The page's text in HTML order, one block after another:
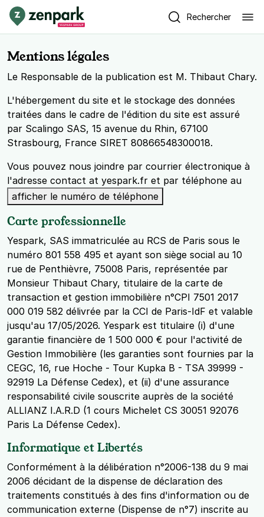
Rechercher
Mentions légales
Le Responsable de la publication est M. Thibaut Chary.
L'hébergement du site et le stockage des données
traitées dans le cadre de l'édition du site est assuré
par Scalingo SAS, 15 avenue du Rhin, 67100
Strasbourg, France SIRET 80866548300018.
Vous pouvez nous joindre par courrier électronique à
l'adresse contact at yespark.fr et par téléphone au
afficher le numéro de téléphone
Carte professionnelle
Yespark, SAS immatriculée au RCS de Paris sous le
numéro 801 558 495 et ayant son siège social au 10
rue de Penthièvre, 75008 Paris, représentée par
Monsieur Thibaut Chary, titulaire de la carte de
transaction et gestion immobilière n°CPI 7501 2017
000 019 582 délivrée par la CCI de Paris-IdF et valable
jusqu'au 17/05/2026. Yespark est titulaire (i) d'une
garantie financière de 1 500 000 € pour l'activité de
Gestion Immobilière (les garanties sont fournies par la
CEGC, 16, rue Hoche - Tour Kupka B - TSA 39999 -
92919 La Défense Cedex), et (ii) d'une assurance
responsabilité civile souscrite auprès de la société
ALLIANZ I.A.R.D (1 cours Michelet CS 30051 92076
Paris La Défense Cedex).
Informatique et Libertés
Conformément à la délibération n°2006-138 du 9 mai
2006 décidant de la dispense de déclaration des
traitements constitués à des fins d'information ou de
communication externe (Dispense de n°7) inscrite au